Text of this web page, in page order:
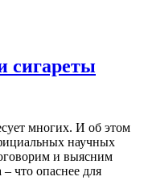
сигареты
многих. И об этом
научных
и выясним
что опаснее для